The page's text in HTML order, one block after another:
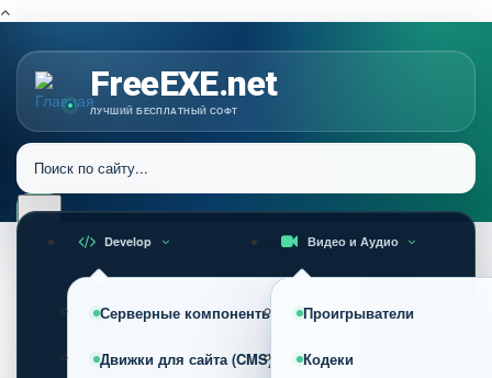
FreeEXE.net
ЛУЧШИЙ БЕСПЛАТНЫЙ СОФТ
Develop
Серверные компоненты
Движки для сайта (CMS)
Видео и Аудио
Проигрыватели
Кодеки